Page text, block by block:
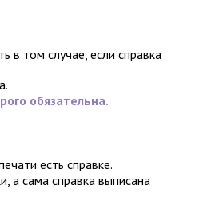
в том случае, если справка
обязательна.
есть cправке.
а сама справка выписана